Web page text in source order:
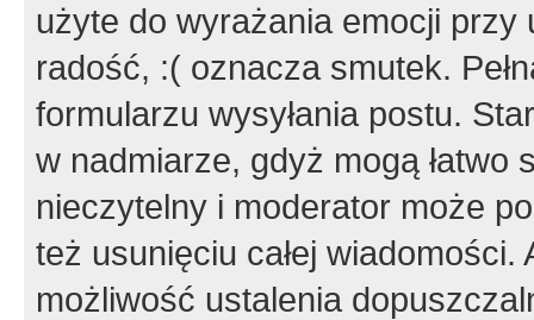
użyte do wyrażania emocji
radość, :( oznacza smutek.
formularzu wysyłania postu.
w nadmiarze, gdyż mogą
nieczytelny i moderator może
też usunięciu całej
możliwość ustalenia